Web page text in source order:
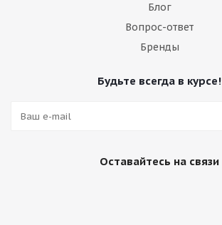
Блог
Вопрос-ответ
Бренды
Будьте всегда в курсе!
Оставайтесь на связи